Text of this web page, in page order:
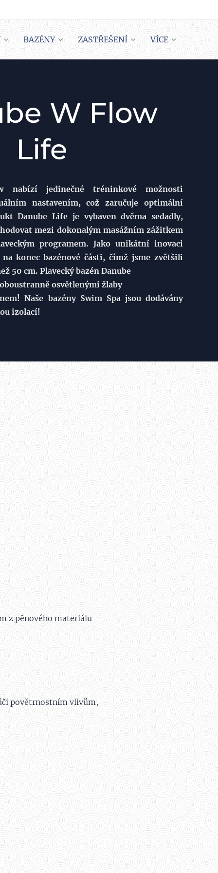
BAZÉNY ZASTŘEŠENÍ VÍCE
W Flow
Life
nabízí jedinečné tréninkové možnosti
nastavením, což zaručuje optimální
Danube Life je vybaven dvěma sedadly,
mezi dokonalým masážním zážitkem
programem. Jako unikátní inovaci
konec bazénové části, čímž jsme zvětšili
50 cm. Plavecký bazén Danube
osvětlenými žlaby
Naše bazény Swim Spa jsou dodávány
izolací!
z pěnového materiálu
povětrnostním vlivům,